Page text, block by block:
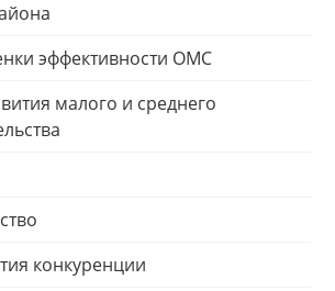
эффективности ОМС
малого и среднего
конкуренции